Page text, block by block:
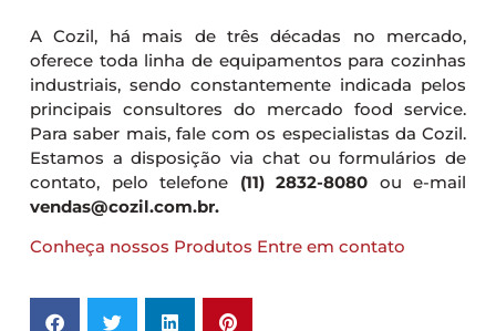
A Cozil, há mais de três décadas no mercado,
oferece toda linha de equipamentos para cozinhas
industriais, sendo constantemente indicada pelos
principais consultores do mercado food service.
Para saber mais, fale com os especialistas da Cozil.
Estamos a disposição via chat ou formulários de
contato, pelo telefone (11) 2832-8080 ou e-mail
vendas@cozil.com.br.
Conheça nossos Produtos Entre em contato